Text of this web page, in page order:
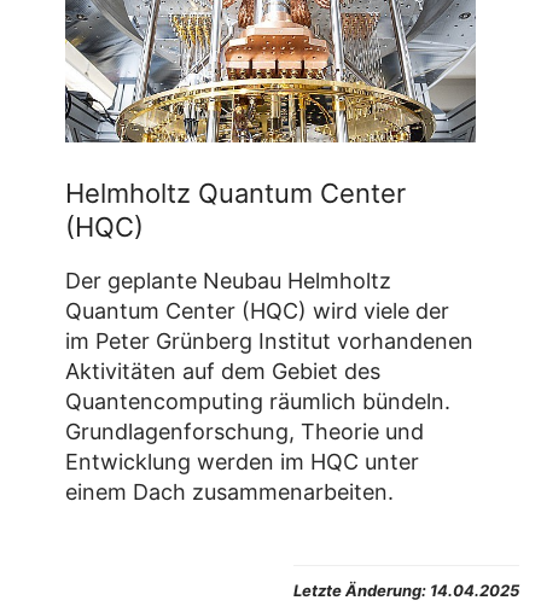
Helmholtz Quantum Center
(HQC)
Der geplante Neubau Helmholtz
Quantum Center (HQC) wird viele der
im Peter Grünberg Institut vorhandenen
Aktivitäten auf dem Gebiet des
Quantencomputing räumlich bündeln.
Grundlagenforschung, Theorie und
Entwicklung werden im HQC unter
einem Dach zusammenarbeiten.
Letzte Änderung: 14.04.2025